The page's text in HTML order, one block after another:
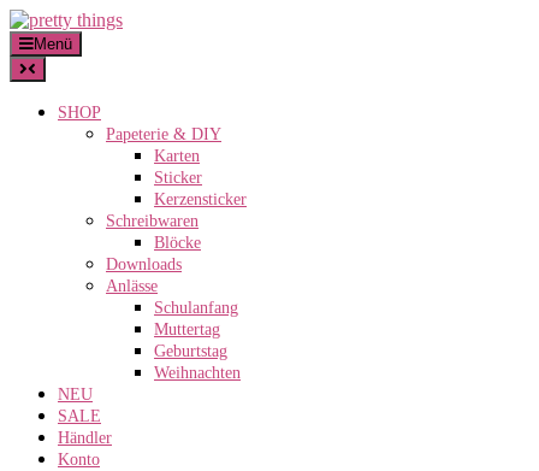
Skip
to
content
Menü
SHOP
Papeterie & DIY
Karten
Sticker
Kerzensticker
Schreibwaren
Blöcke
Downloads
Anlässe
Schulanfang
Muttertag
Geburtstag
Weihnachten
NEU
SALE
Händler
Konto